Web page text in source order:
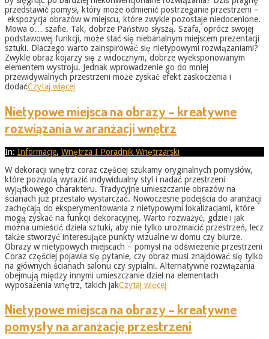
przedstawić pomysł, który może odmienić postrzeganie przestrzeni –
ekspozycja obrazów w miejscu, które zwykle pozostaje niedocenione.
Mowa o… szafie. Tak, dobrze Państwo słyszą. Szafa, oprócz swojej
podstawowej funkcji, może stać się niebanalnym miejscem prezentacji
sztuki. Dlaczego warto zainspirować się nietypowymi rozwiązaniami?
Zwykle obraz kojarzy się z widocznym, dobrze wyeksponowanym
elementem wystroju. Jednak wprowadzenie go do mniej
przewidywalnych przestrzeni może zyskać efekt zaskoczenia i
dodaćCzytaj więcej
Nietypowe miejsca na obrazy – kreatywne
rozwiązania w aranżacji wnętrz
2026-
31
In: Informacje, Wnętrza I Poradnik Wnętrzarski
W dekoracji wnętrz coraz częściej szukamy oryginalnych pomysłów,
które pozwolą wyrazić indywidualny styl i nadać przestrzeni
wyjątkowego charakteru. Tradycyjne umieszczanie obrazów na
ścianach już przestało wystarczać. Nowoczesne podejścia do aranżacji
zachęcają do eksperymentowania z nietypowymi lokalizacjami, które
mogą zyskać na funkcji dekoracyjnej. Warto rozważyć, gdzie i jak
można umieścić dzieła sztuki, aby nie tylko urozmaicić przestrzeń, lecz
także stworzyć interesujące punkty wizualne w domu czy biurze.
Obrazy w nietypowych miejscach – pomysł na odświeżenie przestrzeni
Coraz częściej pojawia się pytanie, czy obraz musi znajdować się tylko
na głównych ścianach salonu czy sypialni. Alternatywne rozwiązania
obejmują między innymi umieszczanie dzieł na elementach
wyposażenia wnętrz, takich jakCzytaj więcej
Nietypowe miejsca na obrazy – kreatywne
pomysły na aranżację przestrzeni